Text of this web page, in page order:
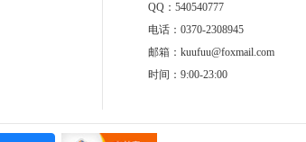
QQ：540540777
电话：0370-2308945
邮箱：kuufuu@foxmail.com
时间：9:00-23:00